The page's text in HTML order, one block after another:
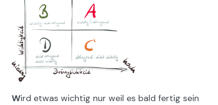
Wird etwas wichtig nur weil es bald fertig sein